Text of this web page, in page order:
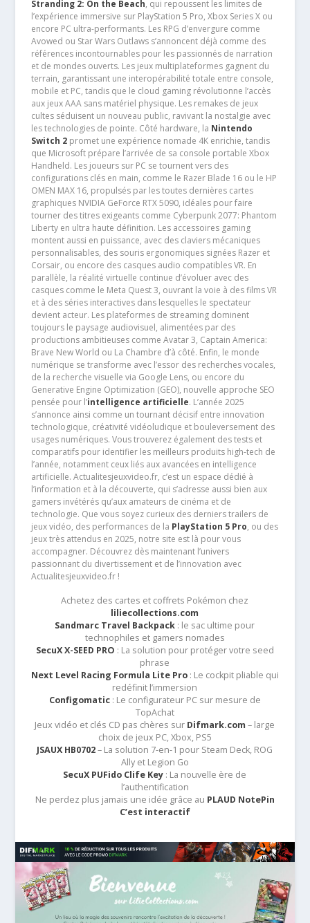
Stranding 2: On the Beach, qui repoussent les limites de
l’expérience immersive sur PlayStation 5 Pro, Xbox Series X ou
encore PC ultra-performants. Les RPG d’envergure comme
Avowed ou Star Wars Outlaws s’annoncent déjà comme des
références incontournables pour les passionnés de narration
et de mondes ouverts. Les jeux multiplateformes gagnent du
terrain, garantissant une interopérabilité totale entre console,
mobile et PC, tandis que le cloud gaming révolutionne l’accès
aux jeux AAA sans matériel physique. Les remakes de jeux
cultes séduisent un nouveau public, ravivant la nostalgie avec
les technologies de pointe. Côté hardware, la Nintendo
Switch 2promet une expérience nomade 4K enrichie, tandis
que Microsoft prépare l’arrivée de sa console portable Xbox
Handheld. Les joueurs sur PC se tournent vers des
configurations clés en main, comme le Razer Blade 16 ou le HP
OMEN MAX 16, propulsés par les toutes dernières cartes
graphiques NVIDIA GeForce RTX 5090, idéales pour faire
tourner des titres exigeants comme Cyberpunk 2077: Phantom
Liberty en ultra haute définition. Les accessoires gaming
montent aussi en puissance, avec des claviers mécaniques
personnalisables, des souris ergonomiques signées Razer et
Corsair, ou encore des casques audio compatibles VR. En
parallèle, la réalité virtuelle continue d’évoluer avec des
casques comme le Meta Quest 3, ouvrant la voie à des films VR
et à des séries interactives dans lesquelles le spectateur
devient acteur. Les plateformes de streaming dominent
toujours le paysage audiovisuel, alimentées par des
productions ambitieuses comme Avatar 3, Captain America:
Brave New World ou La Chambre d’à côté. Enfin, le monde
numérique se transforme avec l’essor des recherches vocales,
de la recherche visuelle via Google Lens, ou encore du
Generative Engine Optimization (GEO), nouvelle approche SEO
pensée pour l’intelligence artificielle. L’année 2025
s’annonce ainsi comme un tournant décisif entre innovation
technologique, créativité vidéoludique et bouleversement des
usages numériques. Vous trouverez également des tests et
comparatifs pour identifier les meilleurs produits high-tech de
l’année, notamment ceux liés aux avancées en intelligence
artificielle. Actualitesjeuxvideo.fr, c’est un espace dédié à
l’information et à la découverte, qui s’adresse aussi bien aux
gamers invétérés qu’aux amateurs de cinéma et de
technologie. Que vous soyez curieux des derniers trailers de
jeux vidéo, des performances de la PlayStation 5 Pro, ou des
jeux très attendus en 2025, notre site est là pour vous
accompagner. Découvrez dès maintenant l’univers
passionnant du divertissement et de l’innovation avec
Actualitesjeuxvideo.fr !
Achetez des cartes et coffrets Pokémon chez
liliecollections.com
Sandmarc Travel Backpack : le sac ultime pour
technophiles et gamers nomades
SecuX X-SEED PRO : La solution pour protéger votre seed
phrase
Next Level Racing Formula Lite Pro: Le cockpit pliable qui
redéfinit l’immersion
Configomatic: Le configurateur PC sur mesure de
TopAchat
Jeux vidéo et clés CD pas chères sur Difmark.com – large
choix de jeux PC, Xbox, PS5
JSAUX HB0702– La solution 7-en-1 pour Steam Deck, ROG
Ally et Legion Go
SecuX PUFido Clife Key : La nouvelle ère de
l’authentification
Ne perdez plus jamais une idée grâce au PLAUD NotePin
C’est interactif